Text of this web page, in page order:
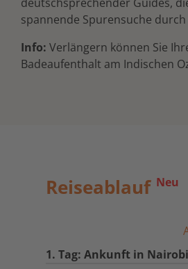
spannende Spurensuche
Info: Verlängern können Sie
Badeaufenthalt am Indischen
Reiseablauf Neu
1. Tag: Ankunft in Nairobi